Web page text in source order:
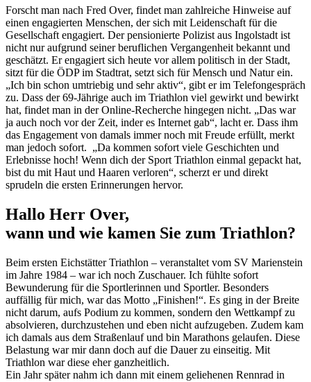
Forscht man nach Fred Over, findet man zahlreiche Hinweise auf
einen engagierten Menschen, der sich mit Leidenschaft für die
Gesellschaft engagiert. Der pensionierte Polizist aus Ingolstadt ist
nicht nur aufgrund seiner beruflichen Vergangenheit bekannt und
geschätzt. Er engagiert sich heute vor allem politisch in der Stadt,
sitzt für die ÖDP im Stadtrat, setzt sich für Mensch und Natur ein.
„Ich bin schon umtriebig und sehr aktiv“, gibt er im Telefongespräch
zu. Dass der 69-Jährige auch im Triathlon viel gewirkt und bewirkt
hat, findet man in der Online-Recherche hingegen nicht. „Das war
ja auch noch vor der Zeit, inder es Internet gab“, lacht er. Dass ihm
das Engagement von damals immer noch mit Freude erfüllt, merkt
man jedoch sofort. „Da kommen sofort viele Geschichten und
Erlebnisse hoch! Wenn dich der Sport Triathlon einmal gepackt hat,
bist du mit Haut und Haaren verloren“, scherzt er und direkt
sprudeln die ersten Erinnerungen hervor.
Hallo Herr Over,
wann und wie kamen Sie zum Triathlon?
Beim ersten Eichstätter Triathlon – veranstaltet vom SV Marienstein
im Jahre 1984 – war ich noch Zuschauer. Ich fühlte sofort
Bewunderung für die Sportlerinnen und Sportler. Besonders
auffällig für mich, war das Motto „Finishen!“. Es ging in der Breite
nicht darum, aufs Podium zu kommen, sondern den Wettkampf zu
absolvieren, durchzustehen und eben nicht aufzugeben. Zudem kam
ich damals aus dem Straßenlauf und bin Marathons gelaufen. Diese
Belastung war mir dann doch auf die Dauer zu einseitig. Mit
Triathlon war diese eher ganzheitlich.
Ein Jahr später nahm ich dann mit einem geliehenen Rennrad in